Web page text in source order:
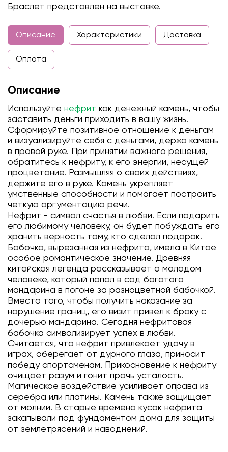
Браслет представлен на выставке.
Описание Характеристики Доставка
Оплата
Описание
Используйте нефрит как денежный камень, чтобы
заставить деньги приходить в вашу жизнь.
Сформируйте позитивное отношение к деньгам
и визуализируйте себя с деньгами, держа камень
в правой руке. При принятии важного решения,
обратитесь к нефриту, к его энергии, несущей
процветание. Размышляя о своих действиях,
держите его в руке. Камень укрепляет
умственные способности и помогает построить
четкую аргументацию речи.
Нефрит - символ счастья в любви. Если подарить
его любимому человеку, он будет побуждать его
хранить верность тому, кто сделал подарок.
Бабочка, вырезанная из нефрита, имела в Китае
особое романтическое значение. Древняя
китайская легенда рассказывает о молодом
человеке, который попал в сад богатого
мандарина в погоне за разноцветной бабочкой.
Вместо того, чтобы получить наказание за
нарушение границ, его визит привел к браку с
дочерью мандарина. Сегодня нефритовая
бабочка символизирует успех в любви.
Считается, что нефрит привлекает удачу в
играх, оберегает от дурного глаза, приносит
победу спортсменам. Прикосновение к нефриту
очищает разум и гонит прочь усталость.
Магическое воздействие усиливает оправа из
серебра или платины. Камень также защищает
от молнии. В старые времена кусок нефрита
закапывали под фундаментом дома для защиты
от землетрясений и наводнений.